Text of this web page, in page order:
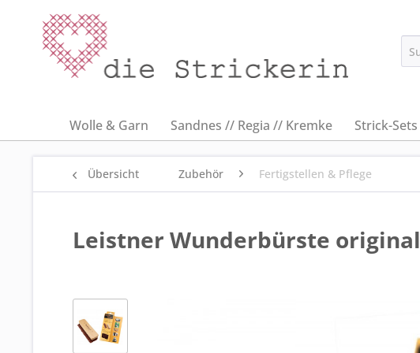
Wolle & Garn Sandnes // Regia // Kremke Strick-Sets
Übersicht Zubehör Fertigstellen & Pflege
Leistner Wunderbürste original